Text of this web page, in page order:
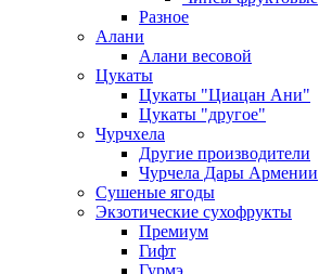
Разное
Алани
Алани весовой
Цукаты
Цукаты "Циацан Ани"
Цукаты "другое"
Чурчхела
Другие производители
Чурчела Дары Армении
Сушеные ягоды
Экзотические сухофрукты
Премиум
Гифт
Гурмэ